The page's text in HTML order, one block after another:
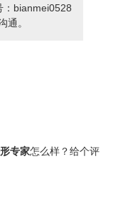
：bianmei0528
通。
专家怎么样？给个评